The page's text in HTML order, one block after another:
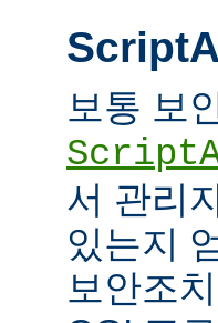
보통 보
서 관리
있는지
보안조